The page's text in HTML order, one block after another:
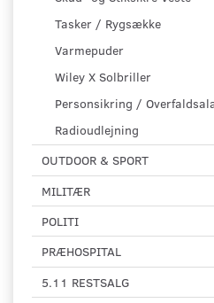
Tasker / Rygsække
Varmepuder
Wiley X Solbriller
Personsikring /
Radioudlejning
OUTDOOR & SPORT
MILITÆR
POLITI
PRÆHOSPITAL
5.11 RESTSALG